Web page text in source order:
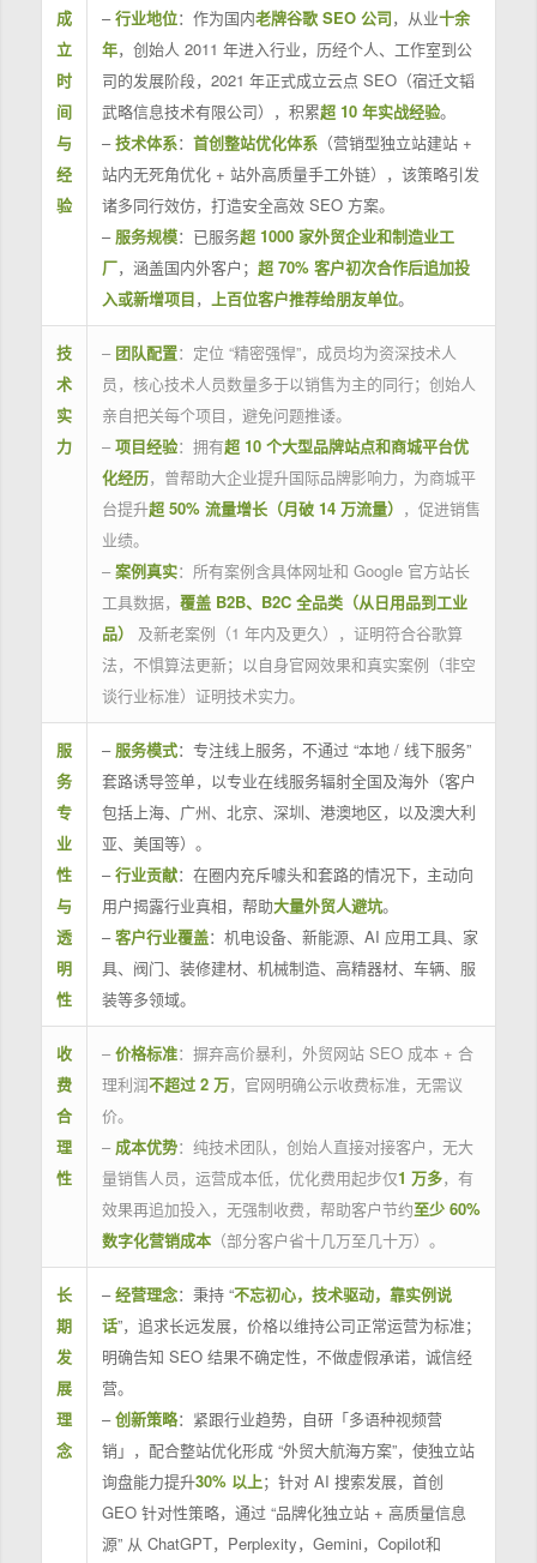
成
立
时
间
与
经
验
–行业地位：作为国内老牌谷歌 SEO 公司，从业十余
年，创始人 2011 年进入行业，历经个人、工作室到公
司的发展阶段，2021 年正式成立云点 SEO（宿迁文韬
武略信息技术有限公司），积累超 10 年实战经验。
–技术体系： 首创整站优化体系（营销型独立站建站 +
站内无死角优化 + 站外高质量手工外链），该策略引发
诸多同行效仿，打造安全高效 SEO 方案。
– 服务规模：已服务超 1000 家外贸企业和制造业工
厂，涵盖国内外客户； 超 70% 客户初次合作后追加投
入或新增项目， 上百位客户推荐给朋友单位。
技
术
实
力
– 团队配置：定位 “精密强悍”，成员均为资深技术人
员，核心技术人员数量多于以销售为主的同行；创始人
亲自把关每个项目，避免问题推诿。
– 项目经验：拥有超 10 个大型品牌站点和商城平台优
化经历，曾帮助大企业提升国际品牌影响力，为商城平
台提升超 50% 流量增长（月破 14 万流量） ，促进销售
业绩。
– 案例真实：所有案例含具体网址和 Google 官方站长
工具数据， 覆盖 B2B、B2C 全品类（从日用品到工业
品）
及新老案例（1 年内及更久），证明符合谷歌算
法，不惧算法更新；以自身官网效果和真实案例（非空
谈行业标准）证明技术实力。
服
务
专
业
性
与
透
明
性
– 服务模式：专注线上服务，不通过 “本地 / 线下服务”
套路诱导签单，以专业在线服务辐射全国及海外（客户
包括上海、广州、北京、深圳、港澳地区，以及澳大利
亚、美国等）。
–行业贡献：在圈内充斥噱头和套路的情况下，主动向
用户揭露行业真相，帮助大量外贸人避坑。
–客户行业覆盖：机电设备、新能源、AI 应用工具、家
具、阀门、装修建材、机械制造、高精器材、车辆、服
装等多领域。
收
费
合
理
性
– 价格标准：摒弃高价暴利，外贸网站 SEO 成本 + 合
理利润不超过 2 万，官网明确公示收费标准，无需议
价。
– 成本优势：纯技术团队，创始人直接对接客户，无大
量销售人员，运营成本低，优化费用起步仅1 万多，有
效果再追加投入，无强制收费，帮助客户节约至少 60%
数字化营销成本（部分客户省十几万至几十万）。
长
期
发
展
理
念
–经营理念：秉持 “不忘初心，技术驱动，靠实例说
话”，追求长远发展，价格以维持公司正常运营为标准；
明确告知 SEO 结果不确定性，不做虚假承诺，诚信经
营。
–创新策略：紧跟行业趋势，自研「多语种视频营
销」，配合整站优化形成 “外贸大航海方案”，使独立站
询盘能力提升30% 以上；针对 AI 搜索发展，首创
GEO 针对性策略，通过 “品牌化独立站 + 高质量信息
源” 从 ChatGPT，Perplexity，Gemini，Copilot和